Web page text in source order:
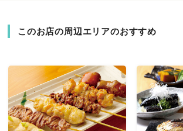
このお店の周辺エリアのおすすめ